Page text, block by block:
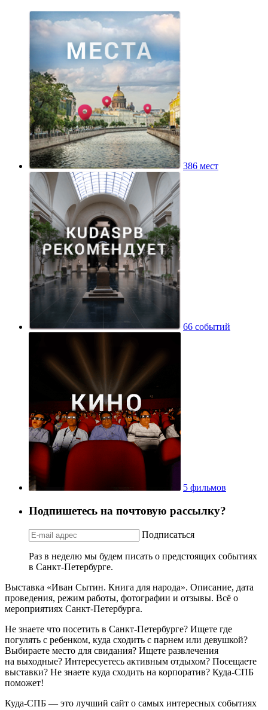
386 мест
66 событий
5 фильмов
Подпишетесь на почтовую рассылку?
Подписаться
Раз в неделю мы будем писать о предстоящих событиях
в Санкт-Петербурге.
Выставка «Иван Сытин. Книга для народа». Описание, дата
проведения, режим работы, фотографии и отзывы. Всё о
мероприятиях Санкт-Петербурга.
Не знаете что посетить в Санкт-Петербурге? Ищете где
погулять с ребенком, куда сходить с парнем или девушкой?
Выбираете место для свидания? Ищете развлечения
на выходные? Интересуетесь активным отдыхом? Посещаете
выставки? Не знаете куда сходить на корпоратив? Куда-СПБ
поможет!
Куда-СПБ — это лучший сайт о самых интересных событиях